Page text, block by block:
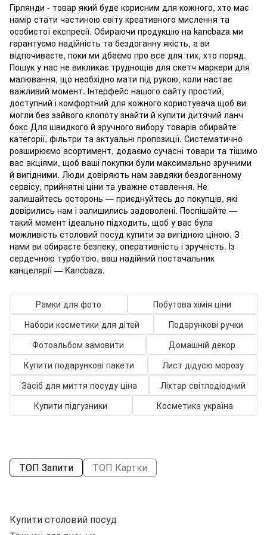
Гірлянди - товар який буде корисним для кожного, хто має
намір стати частиною світу креативного мислення та
особистої експресії. Обираючи продукцію на kancbaza ми
гарантуємо надійність та бездоганну якість, а ви
відпочиваєте, поки ми дбаємо про все для тих, хто поряд.
Пошук у нас не викликає труднощів для скетч маркери для
малювання, що необхідно мати під рукою, коли настає
важливий момент. Інтерфейс нашого сайту простий,
доступний і комфортний для кожного користувача щоб ви
могли без зайвого клопоту знайти й купити дитячий ланч
бокс Для швидкого й зручного вибору товарів обирайте
категорії, фільтри та актуальні пропозиції. Систематично
розширюємо асортимент, додаємо сучасні товари та тішимо
вас акціями, щоб ваші покупки були максимально зручними
й вигідними. Люди довіряють нам завдяки бездоганному
сервісу, прийнятні ціни та уважне ставлення. Не
залишайтесь осторонь — приєднуйтесь до покупців, які
довірились нам і залишились задоволені. Поспішайте —
такий момент ідеально підходить, щоб у вас була
можливість столовий посуд купити за вигідною ціною. З
нами ви обираєте безпеку, оперативність і зручність. Із
сердечною турботою, ваш надійний постачальник
канцелярії — Kancbaza.
Рамки для фото
Побутова хімія ціни
Набори косметики для дітей
Подарункові ручки
Фотоальбом замовити
Домашній декор
Купити подарункові пакети
Лист дідусю морозу
Засіб для миття посуду ціна
Ліхтар світлодіодний
Купити підгузники
Косметика україна
ТОП Запити ТОП Картки
Купити столовий посуд